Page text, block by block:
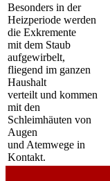
Besonders in der
Heizperiode werden
die Exkremente
mit dem Staub
aufgewirbelt,
fliegend im ganzen
Haushalt
verteilt und kommen
mit den
Schleimhäuten von
Augen
und Atemwege in
Kontakt.